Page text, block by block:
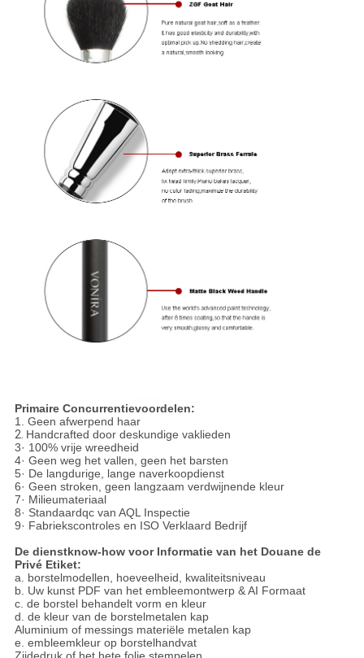
Primaire Concurrentievoordelen:
1. Geen afwerpend haar
2. Handcrafted door deskundige vaklieden
3· 100% vrije wreedheid
4· Geen weg het vallen, geen het barsten
5· De langdurige, lange naverkoopdienst
6· Geen stroken, geen langzaam verdwijnende kleur
7· Milieumateriaal
8· Standaardqc van AQL Inspectie
9· Fabriekscontroles en ISO Verklaard Bedrijf
De dienstknow-how voor Informatie van het Douane de
Privé Etiket:
a. borstelmodellen, hoeveelheid, kwaliteitsniveau
b. Uw kunst PDF van het embleemontwerp & AI Formaat
c. de borstel behandelt vorm en kleur
d. de kleur van de borstelmetalen kap
Aluminium of messings materiële metalen kap
e. embleemkleur op borstelhandvat